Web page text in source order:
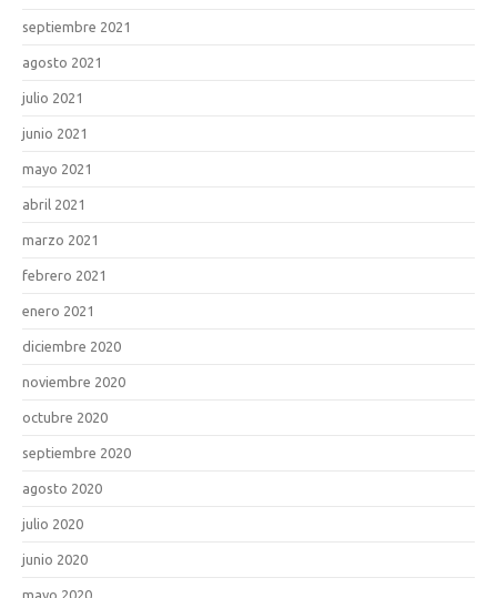
septiembre 2021
agosto 2021
julio 2021
junio 2021
mayo 2021
abril 2021
marzo 2021
febrero 2021
enero 2021
diciembre 2020
noviembre 2020
octubre 2020
septiembre 2020
agosto 2020
julio 2020
junio 2020
mayo 2020